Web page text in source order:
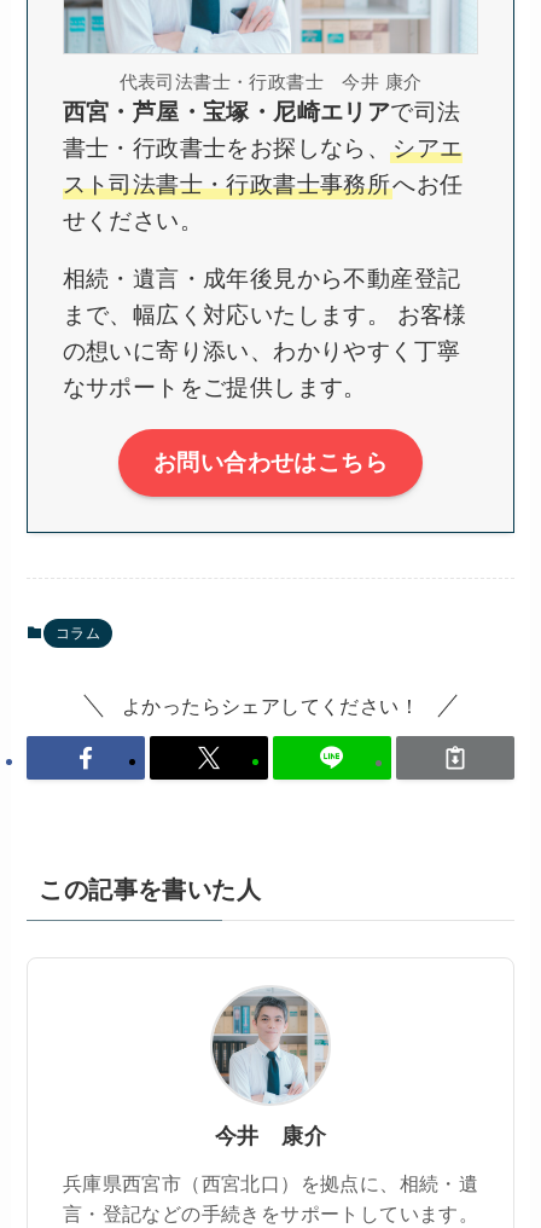
代表司法書士・行政書士 今井 康介
西宮・芦屋・宝塚・尼崎エリアで司法
書士・行政書士をお探しなら、シアエ
スト司法書士・行政書士事務所へお任
せください。
相続・遺言・成年後見から不動産登記
まで、幅広く対応いたします。 お客様
の想いに寄り添い、わかりやすく丁寧
なサポートをご提供します。
お問い合わせはこちら
コラム
よかったらシェアしてください！
この記事を書いた人
今井 康介
兵庫県西宮市（西宮北口）を拠点に、相続・遺
言・登記などの手続きをサポートしています。